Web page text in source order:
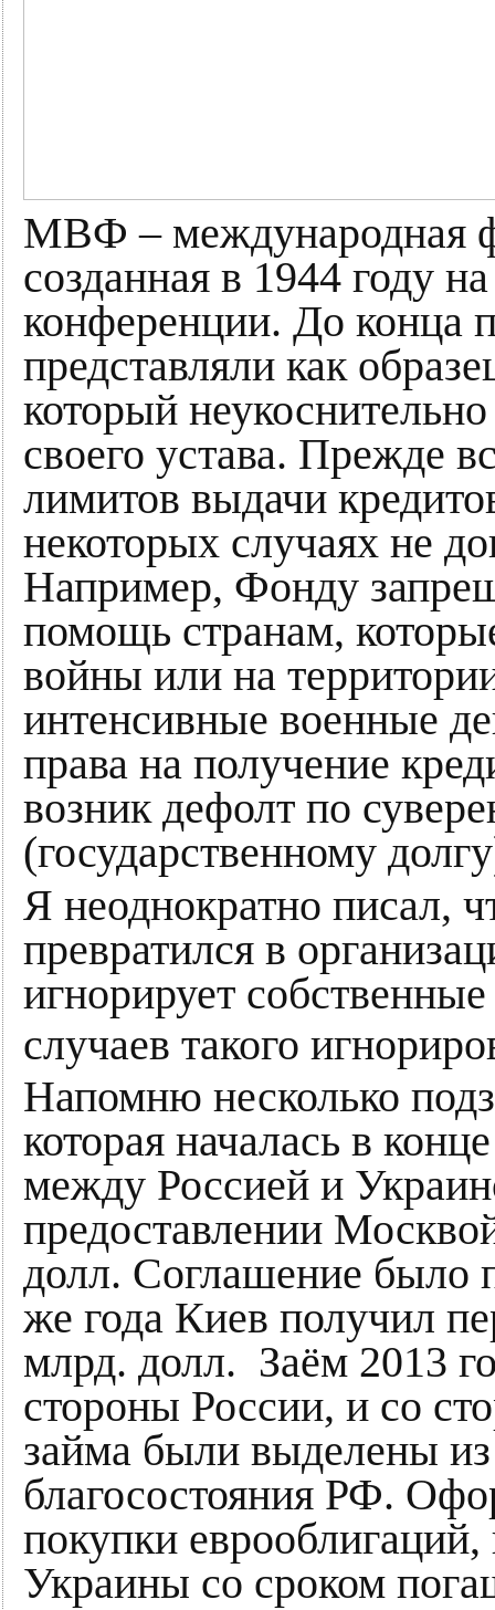
МВФ – международная
созданная в 1944 году
конференции. До конца
представляли как
который
своего устава. Прежде
лимитов выдачи
некоторых случаях не
Например, Фонду
помощь странам,
войны или на
интенсивные военные
права на получение
возник дефолт по
(государственному
Я неоднократно писал,
превратился в
игнорирует
случаев такого
Напомню несколько
которая началась в
между Россией и
предоставлении
долл. Соглашение было
же года Киев получил
млрд. долл. Заём 2013
стороны России, и со
займа были выделены
благосостояния РФ.
покупки
Украины со сроком